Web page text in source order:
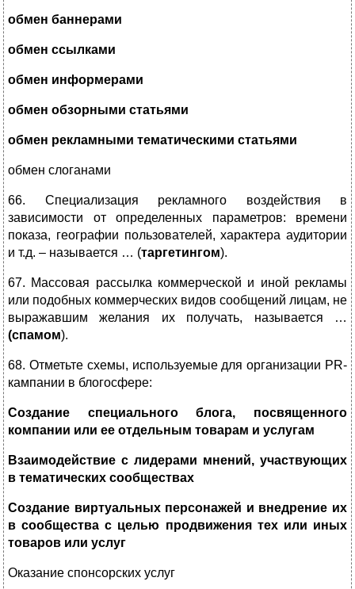
обмен баннерами
обмен ссылками
обмен информерами
обмен обзорными статьями
обмен рекламными тематическими статьями
обмен слоганами
66. Специализация рекламного воздействия в
зависимости от определенных параметров: времени
показа, географии пользователей, характера аудитории
и т.д. – называется … (таргетингом).
67. Массовая рассылка коммерческой и иной рекламы
или подобных коммерческих видов сообщений лицам, не
выражавшим желания их получать, называется …
(спамом).
68. Отметьте схемы, используемые для организации PR-
кампании в блогосфере:
Создание специального блога, посвященного
компании или ее отдельным товарам и услугам
Взаимодействие с лидерами мнений, участвующих
в тематических сообществах
Создание виртуальных персонажей и внедрение их
в сообщества с целью продвижения тех или иных
товаров или услуг
Оказание спонсорских услуг